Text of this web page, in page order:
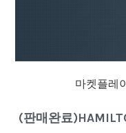
마켓플레
(판매완료